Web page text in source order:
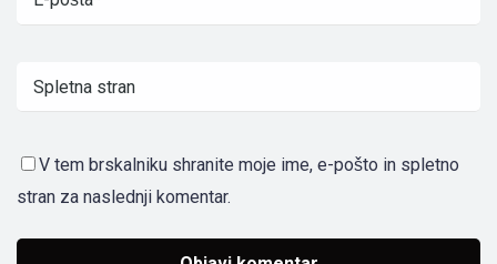
V tem brskalniku shranite moje ime, e-pošto in spletno
stran za naslednji komentar.